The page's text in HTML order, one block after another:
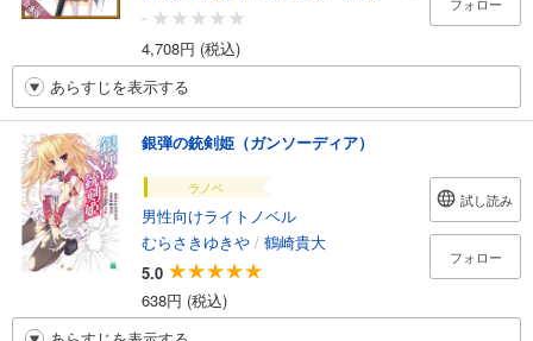
-
4,708円 (税込)
あらすじを表示する
銀弾の銃剣姫（ガンソーディア）
ラノベ
男性向けライトノベル
むらさきゆきや / 鶴崎貴大
5.0
638円 (税込)
試し読み
フォロー